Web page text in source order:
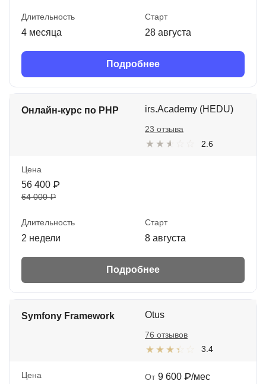
Длительность
4 месяца
Старт
28 августа
Подробнее
Онлайн-курс по PHP irs.Academy (HEDU)
2.6
23 отзыва
Цена
56 400 ₽
64 000 ₽
Длительность
2 недели
Старт
8 августа
Подробнее
Symfony Framework Otus
3.4
76 отзывов
Цена От 9 600 ₽/мес